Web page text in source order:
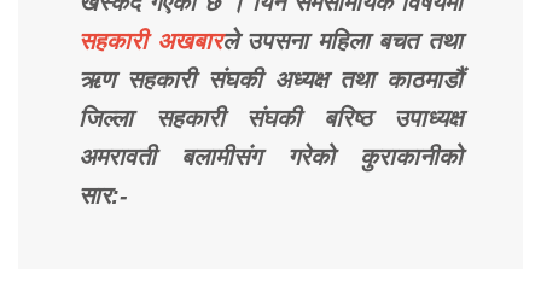
सहकारी अखबारले उपसना महिला बचत तथा
ऋण सहकारी संघकी अध्यक्ष तथा काठमाडौं
जिल्ला सहकारी संघकी बरिष्ठ उपाध्यक्ष
अमरावती बलामीसंग गरेको कुराकानीको
सार:-